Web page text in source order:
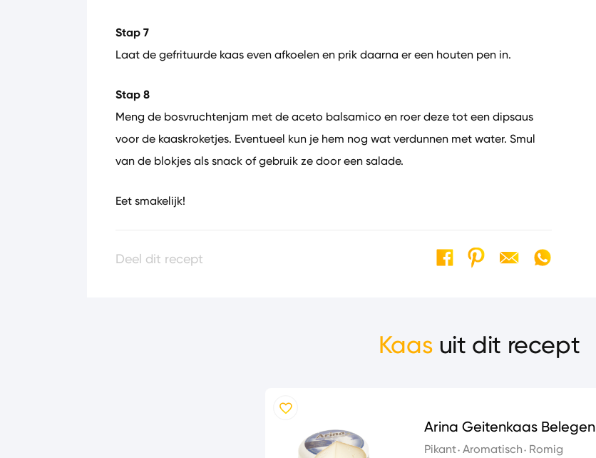
Stap 7
Laat de gefrituurde kaas even afkoelen en prik daarna er een houten pen in.
Stap 8
Meng de bosvruchtenjam met de aceto balsamico en roer deze tot een dipsaus
voor de kaaskroketjes. Eventueel kun je hem nog wat verdunnen met water. Smul
van de blokjes als snack of gebruik ze door een salade.
Eet smakelijk!
Deel dit recept
Kaas uit dit recept
Arina Geitenkaas Belegen
Pikant Aromatisch Romig